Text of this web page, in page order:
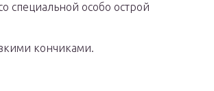
специальной особо острой
кончиками.